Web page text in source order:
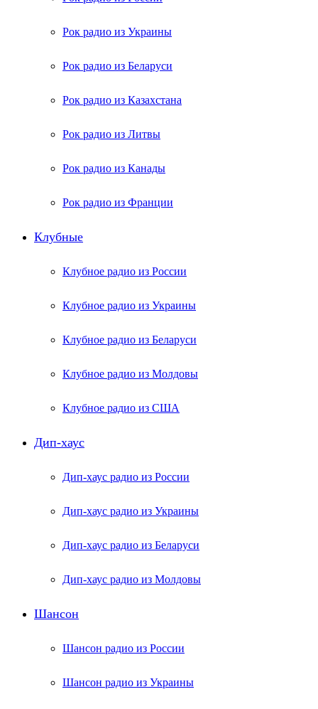
Рок радио из Украины
Рок радио из Беларуси
Рок радио из Казахстана
Рок радио из Литвы
Рок радио из Канады
Рок радио из Франции
Клубные
Клубное радио из России
Клубное радио из Украины
Клубное радио из Беларуси
Клубное радио из Молдовы
Клубное радио из США
Дип-хаус
Дип-хаус радио из России
Дип-хаус радио из Украины
Дип-хаус радио из Беларуси
Дип-хаус радио из Молдовы
Шансон
Шансон радио из России
Шансон радио из Украины